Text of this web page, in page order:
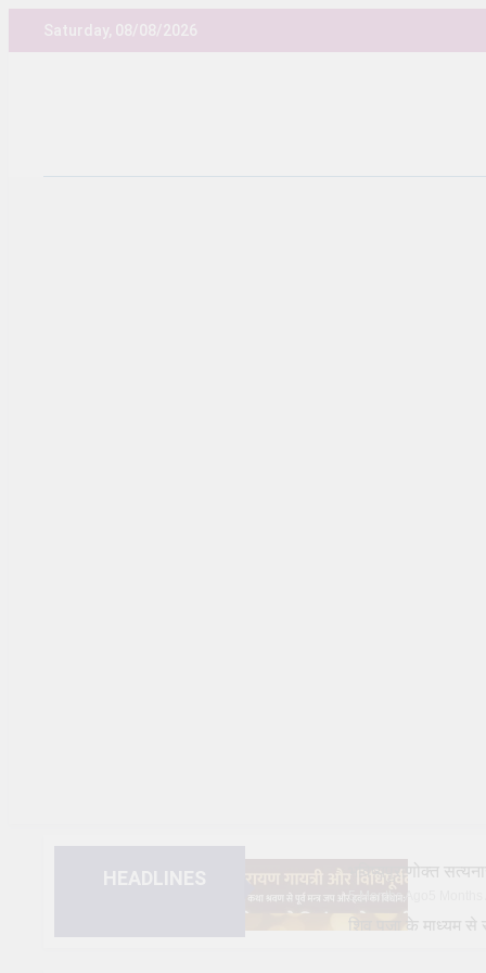
content
Saturday, 08/08/2026
भविष्यपुराणोक्त
5 Months Ago
शिव पूजा के